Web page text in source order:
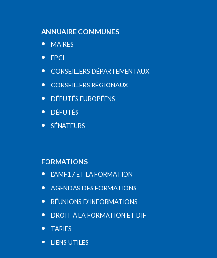
ANNUAIRE COMMUNES
MAIRES
EPCI
CONSEILLERS DÉPARTEMENTAUX
CONSEILLERS RÉGIONAUX
DÉPUTÉS EUROPÉENS
DÉPUTÉS
SÉNATEURS
FORMATIONS
L’AMF17 ET LA FORMATION
AGENDAS DES FORMATIONS
RÉUNIONS D’INFORMATIONS
DROIT À LA FORMATION ET DIF
TARIFS
LIENS UTILES​